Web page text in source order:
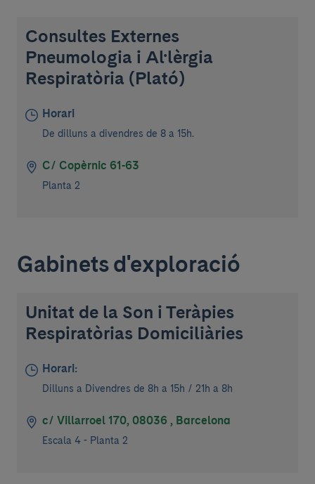
Consultes Externes
Pneumologia i Al·lèrgia
Respiratòria (Plató)
Horari
De dilluns a divendres de 8 a 15h.
C/ Copèrnic 61-63
Planta 2
Gabinets d'exploració
Unitat de la Son i Teràpies
Respiratòrias Domiciliàries
Horari:
Dilluns a Divendres de 8h a 15h / 21h a 8h
c/ Villarroel 170, 08036 , Barcelona
Escala 4 - Planta 2